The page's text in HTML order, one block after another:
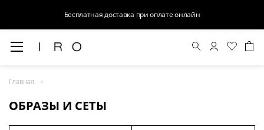
Бесплатная доставка при оплате онлайн
Главная
ОБРАЗЫ И СЕТЫ
Раздел не найден